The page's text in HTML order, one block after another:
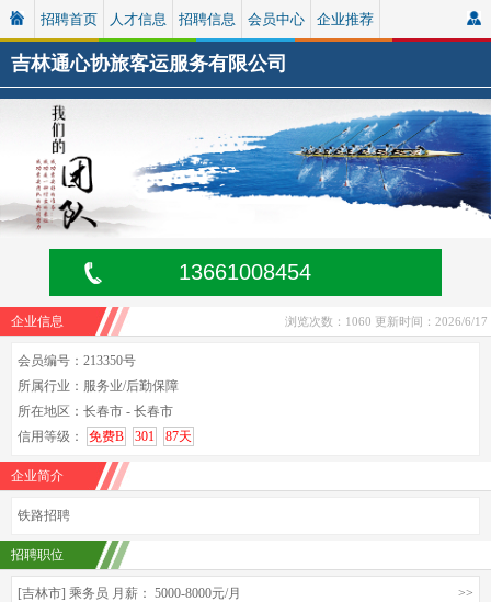
招聘首页 人才信息 招聘信息 会员中心 企业推荐
吉林通心协旅客运服务有限公司
13661008454
更新时间：2026/6/17
浏览次数：1060
企业信息
会员编号：213350号
所属行业：服务业/后勤保障
所在地区：长春市 - 长春市
信用等级：
免费B 301 87天
企业简介
铁路招聘
招聘职位
>>
[吉林市] 乘务员 月薪： 5000-8000元/月